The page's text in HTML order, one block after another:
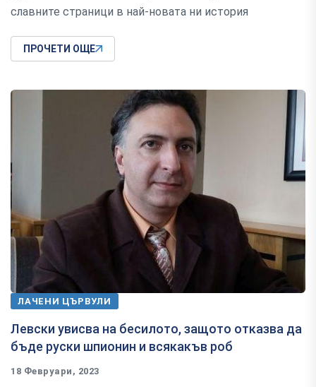
славните страници в най-новата ни история
ПРОЧЕТИ ОЩЕ
ЛАЧЕНИ ЦЪРВУЛИ
Левски увисва на бесилото, защото отказва да
бъде руски шпионин и всякакъв роб
18 Февруари, 2023